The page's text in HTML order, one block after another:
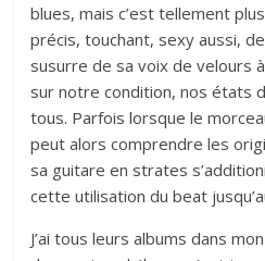
blues, mais c’est tellement
précis, touchant, sexy aussi,
susurre de sa voix de velours
sur notre condition, nos états
tous. Parfois lorsque le
peut alors comprendre les
sa guitare en strates
cette utilisation du beat
J’ai tous leurs albums dans